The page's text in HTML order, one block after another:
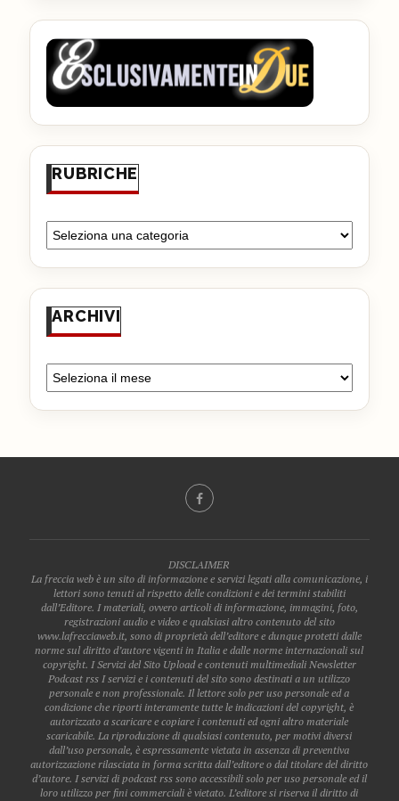
RUBRICHE
ARCHIVI
DISCLAIMER
La freccia web è un sito di informazione e servizi legati alla comunicazione, i
lettori sono tenuti al rispetto delle condizioni e dei termini stabiliti
dall’Editore. I materiali, ovvero articoli di informazione, immagini, foto,
registrazioni audio e video e qualsiasi altro contenuto del sito
www.lafrecciaweb.it, sono di proprietà dell’editore e dunque protetti dalle
norme sul diritto d’autore vigenti in Italia e dalle norme internazionali sul
copyright. I Servizi del Sito Upload e contenuti multimediali Newsletter
Podcast rss I servizi e i contenuti del sito sono destinati a un utilizzo
personale e non professionale. Il lettore solo per uso personale ed a
condizione che riporti interamente tutte le indicazioni del copyright, è
autorizzato a scaricare e copiare i contenuti ed ogni altro materiale
scaricabile. La riproduzione di qualsiasi contenuto, per motivi diversi
dall’uso personale, è espressamente vietata in assenza di preventiva
autorizzazione rilasciata in forma scritta dall’editore o dal titolare del diritto
d’autore. I servizi di podcast rss sono accessibili solo per uso personale ed il
loro utilizzo per fini commerciali è vietato. L’editore si riserva il diritto di